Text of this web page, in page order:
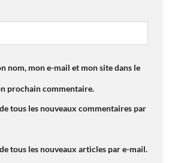
nom, mon e-mail et mon site dans le
prochain commentaire.
tous les nouveaux commentaires par
tous les nouveaux articles par e-mail.